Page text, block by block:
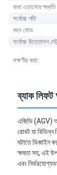
বাধা এড়ানোর পদ্ধতি
সর্বোচ্চ গতি
বহন মোড
সর্বোচ্চ উত্তোলন
লক্ষণীয় করা:
ব্যাক লিফট
এজিভি (AGV)
রোবট যা বিভিন্ন
ঘটাতে ডিজাইন
ক্ষমতা সহ, এই
এবং